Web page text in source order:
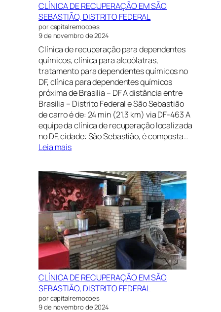
CLÍNICA DE RECUPERAÇÃO EM SÃO
SEBASTIÃO, DISTRITO FEDERAL
por capitalremocoes
9 de novembro de 2024
Clínica de recuperação para dependentes
químicos, clínica para alcoólatras,
tratamento para dependentes químicos no
DF, clínica para dependentes químicos
próxima de Brasilia – DF A distância entre
Brasília – Distrito Federal e São Sebastião
de carro é de: 24 min (21,3 km) via DF-463 A
equipe da clínica de recuperação localizada
no DF, cidade: São Sebastião, é composta…
Leia mais:
DE
RECUPERAÇÃO
EM
SÃO
SEBASTIÃO,
DISTRITO
FEDERAL
CLÍNICA DE RECUPERAÇÃO EM SÃO
SEBASTIÃO, DISTRITO FEDERAL
por capitalremocoes
9 de novembro de 2024